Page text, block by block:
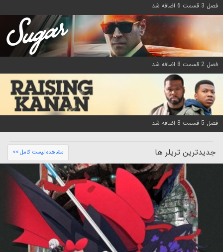
فصل 3 قسمت 6 اضافه شد
فصل 2 قسمت 8 اضافه شد
فصل 5 قسمت 8 اضافه شد
جدیدترین تریلر ها مشاهده لیست کامل >>